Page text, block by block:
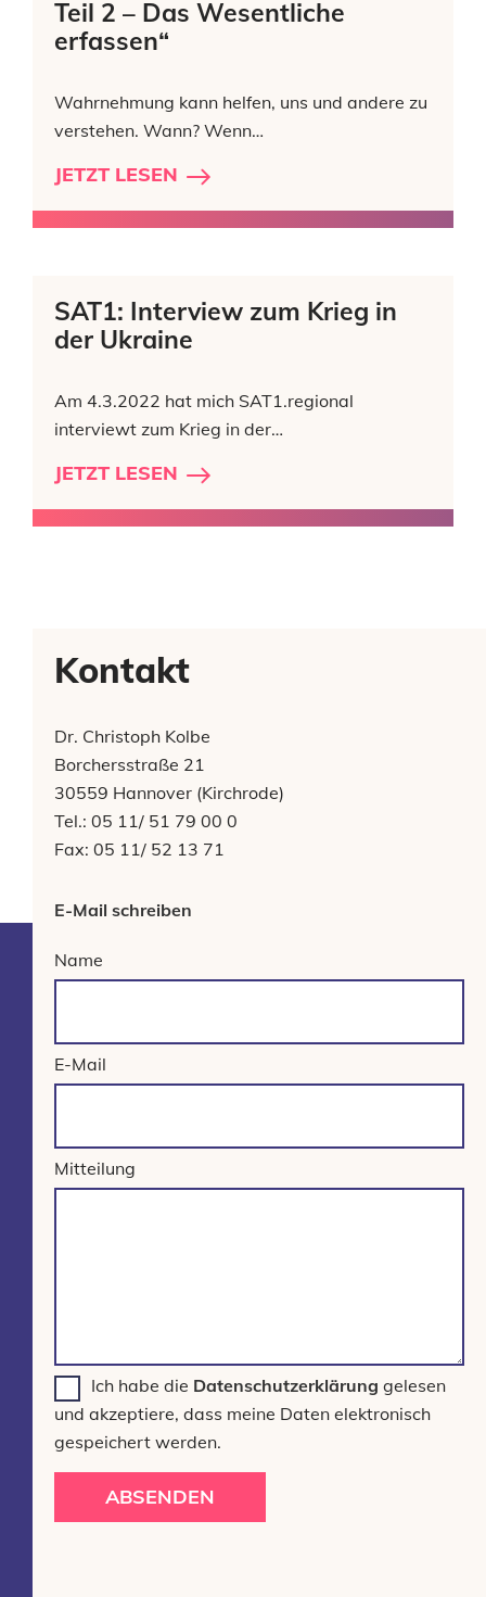
Teil 2 – Das Wesentliche
erfassen“
Wahrnehmung kann helfen, uns und andere zu
verstehen. Wann? Wenn…
JETZT LESEN
SAT1: Interview zum Krieg in
der Ukraine
Am 4.3.2022 hat mich SAT1.regional
interviewt zum Krieg in der…
JETZT LESEN
Kontakt
Dr. Christoph Kolbe
Borchersstraße 21
30559 Hannover (Kirchrode)
Tel.: 05 11/ 51 79 00 0
Fax: 05 11/ 52 13 71
E-Mail schreiben
Name
E-Mail
Mitteilung
Ich habe die Datenschutzerklärung gelesen
und akzeptiere, dass meine Daten elektronisch
gespeichert werden.
ABSENDEN